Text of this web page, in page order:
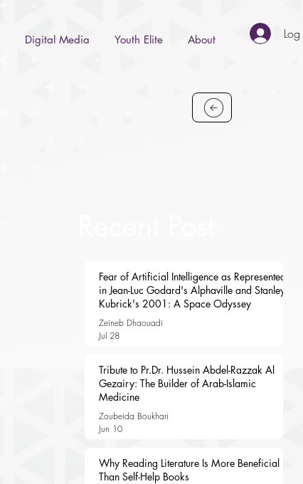
Digital Media Youth Elite About
Fear of Artificial Intelligence as Represented
in Jean-Luc Godard's Alphaville and Stanley
Kubrick's 2001: A Space Odyssey
Zeineb Dhaouadi
Jul 28
Tribute to Pr.Dr. Hussein Abdel-Razzak Al
Gezairy: The Builder of Arab-Islamic
Medicine
Zoubeida Boukhari
Jun 10
Why Reading Literature Is More Beneficial
Than Self-Help Books